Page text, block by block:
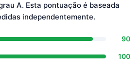
A. Esta pontuação é baseada
independentemente.
90
100